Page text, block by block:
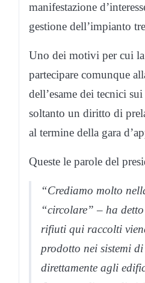
manifestazione
gestione dell’impianto
Uno dei motivi per cui la
partecipare comunque
dell’esame dei tecnici
soltanto un diritto di
al termine della gara
Queste le parole del
“Crediamo molto
“circolare” – ha
rifiuti qui raccolti
prodotto nei sistemi
direttamente agli